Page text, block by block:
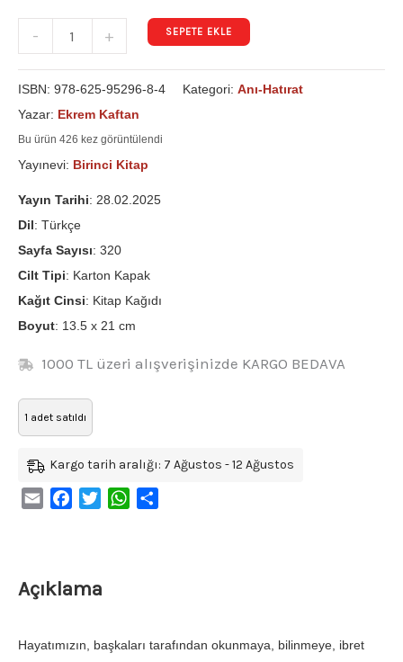
- + SEPETE EKLE
ISBN: 978-625-95296-8-4 Kategori: Anı-Hatırat
Yazar: Ekrem Kaftan
Bu ürün 426 kez görüntülendi
Yayınevi: Birinci Kitap
Yayın Tarihi: 28.02.2025
Dil: Türkçe
Sayfa Sayısı: 320
Cilt Tipi: Karton Kapak
Kağıt Cinsi: Kitap Kağıdı
Boyut: 13.5 x 21 cm
1000 TL üzeri alışverişinizde KARGO BEDAVA
1 adet satıldı
Kargo tarih aralığı: 7 Ağustos - 12 Ağustos
Email FacebookTwitterWhatsApp
Açıklama
Hayatımızın, başkaları tarafından okunmaya, bilinmeye, ibret